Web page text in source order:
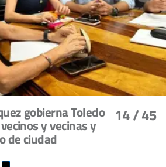
14/ 45
gobierna Toledo
y vecinas y
de ciudad